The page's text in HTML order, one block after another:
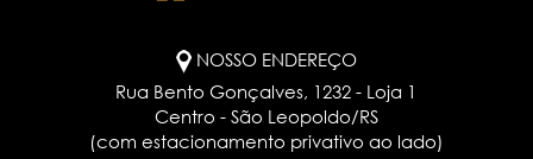
NOSSO ENDEREÇO
Rua Bento Gonçalves, 1232 - Loja 1
Centro - São Leopoldo/RS
(com estacionamento privativo ao lado)